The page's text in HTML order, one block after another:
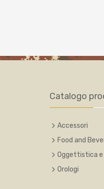
Catalogo
Accessori
Food and
Oggettistica e
Orologi